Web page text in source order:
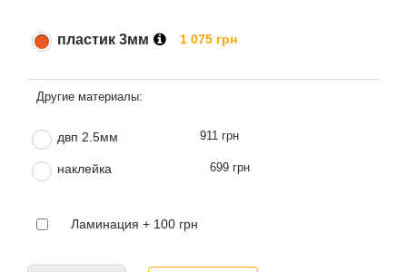
пластик 3мм 1 075 грн
двп 2.5мм 911 грн
наклейка 699 грн
Ламинация + 100 грн